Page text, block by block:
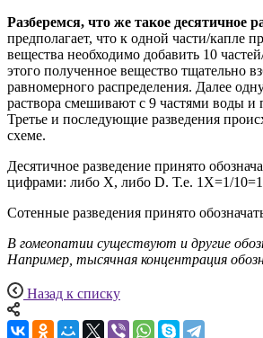
Разберемся, что же такое десятичное
предполагает, что к одной части/капле
вещества необходимо добавить 10
этого полученное вещество тщательно
равномерного распределения. Далее
раствора смешивают с 9 частями воды и
Третье и последующие разведения
схеме.
Десятичное разведение принято
цифрами: либо X, либо D. Т.е. 1X=1/
Сотенные разведения принято
В гомеопатии существуют и другие
Например, тысячная концентрация
Назад к списку